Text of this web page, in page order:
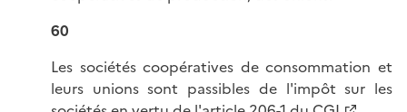
60
Les sociétés coopératives de consommation et
leurs unions sont passibles de l'impôt sur les